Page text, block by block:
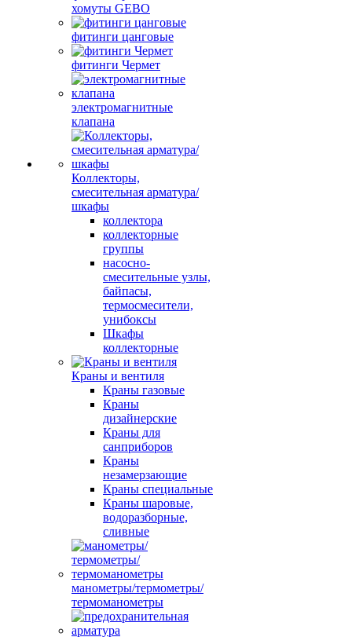
хомуты GEBO
фитинги цанговые
фитинги Чермет
электромагнитные
клапана
Коллекторы,
смесительная арматура/
шкафы
коллектора
коллекторные
группы
насосно-
смесительные узлы,
байпасы,
термосмесители,
унибоксы
Шкафы
коллекторные
Краны и вентиля
Краны газовые
Краны
дизайнерские
Краны для
санприборов
Краны
незамерзающие
Краны специальные
Краны шаровые,
водоразборные,
сливные
манометры/термометры/
термоманометры